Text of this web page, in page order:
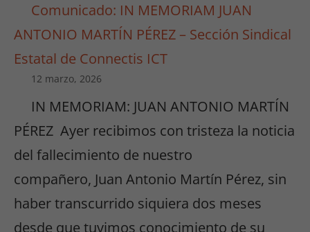
Comunicado: IN MEMORIAM JUAN
ANTONIO MARTÍN PÉREZ – Sección Sindical
Estatal de Connectis ICT
12 marzo, 2026
IN MEMORIAM: JUAN ANTONIO MARTÍN
PÉREZ Ayer recibimos con tristeza la noticia
del fallecimiento de nuestro
compañero, Juan Antonio Martín Pérez, sin
haber transcurrido siquiera dos meses
desde que tuvimos conocimiento de su